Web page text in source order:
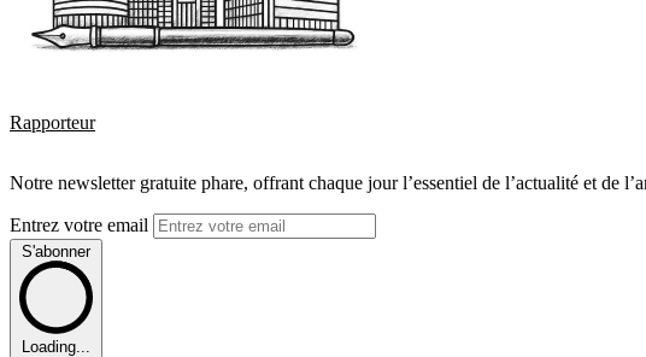
Rapporteur
Notre newsletter gratuite phare, offrant chaque jour l’essentiel de l’actualité et de
Entrez votre email
S'abonner
Loading...